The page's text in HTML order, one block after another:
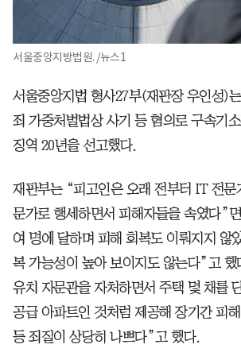
서울중앙지방법원. /뉴스1
서울중앙지법 형사27부(재판장 우인성)
죄 가중처벌법상 사기 등 혐의로 구속기
징역 20년을 선고했다.
재판부는 “피고인은 오래 전부터 IT 전
문가로 행세하면서 피해자들을 속였다”
여 명에 달하며 피해 회복도 이뤄지지 않
복 가능성이 높아 보이지도 않는다”고
유치 자문관을 자처하면서 주택 몇 채를
공급 아파트인 것처럼 제공해 장기간 피
등 죄질이 상당히 나쁘다”고 했다.